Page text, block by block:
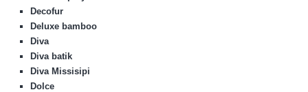
Decofur
Deluxe bamboo
Diva
Diva batik
Diva Missisipi
Dolce